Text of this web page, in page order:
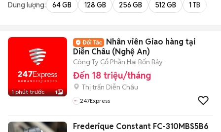
Dung lượng: 64 GB 128 GB 256 GB 512 GB 1 TB
1 phút trước 1
Nhân viên Giao hàng tại
Diễn Châu (Nghệ An)
Công Ty Cổ Phần Hai Bốn Bảy
Đến 18 triệu/tháng
Thị trấn Diễn Châu
247Express
Frederique Constant FC-310MBS5B6